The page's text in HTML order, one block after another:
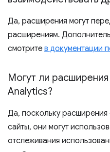
Да, расширения могут
расширениям.
смотрите в документации
Могут ли
Analytics?
Да, поскольку расширения
сайты, они могут
отслеживания